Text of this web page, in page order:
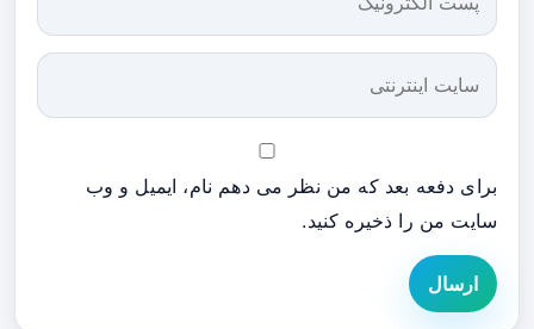
برای دفعه بعد که من نظر می دهم نام، ایمیل و وب
سایت من را ذخیره کنید.
ارسال